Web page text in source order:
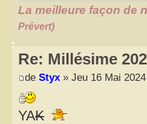
La meilleure façon de
Prévert)
Re: Millésime
de Styx » Jeu 16 Mai
YAK